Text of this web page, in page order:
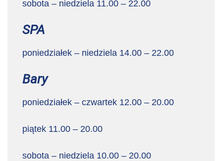
sobota – niedziela 11.00 – 22.00
SPA
poniedziałek – niedziela 14.00 – 22.00
Bary
poniedziałek – czwartek 12.00 – 20.00
piątek 11.00 – 20.00
sobota – niedziela 10.00 – 20.00